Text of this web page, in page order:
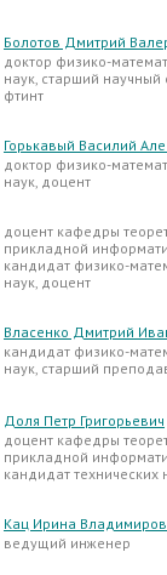
Болотов Дмитрий
доктор физико-
наук, старший научный
фтинт
Горькавый Василий
доктор физико-
наук, доцент
доцент кафедры
прикладной
кандидат физико-
наук, доцент
Власенко Дмитрий
кандидат физико-
наук, старший
Доля Петр Григорьевич
доцент кафедры
прикладной
кандидат технических
Кац Ирина
ведущий инженер